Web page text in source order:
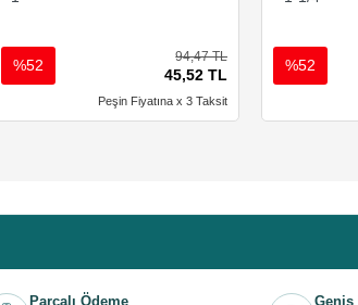
94,47 TL
45,52 TL
%52
Peşin Fiyatına x 3 Taksit
%52
Parçalı Ödeme Geniş